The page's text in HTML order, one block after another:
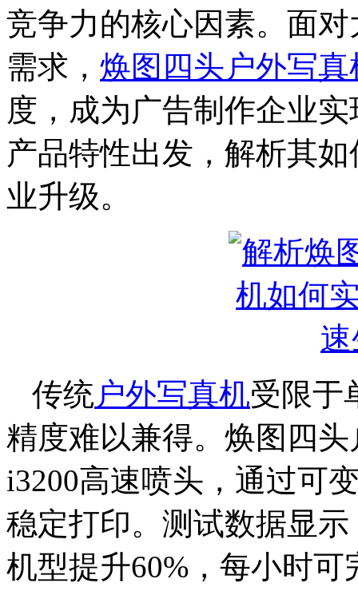
竞争力的核心因素。面
需求， 焕图四头户外写真
度，成为广告制作企业
产品特性出发，解析其
业升级。
传统户外写真机受限于
精度难以兼得。焕图四
i3200高速喷头，通过可
稳定打印。测试数据显
机型提升60%，每小时